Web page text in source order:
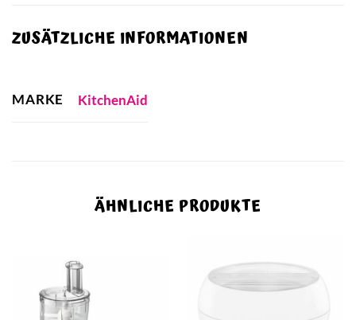
ZUSÄTZLICHE INFORMATIONEN
MARKE KitchenAid
ÄHNLICHE PRODUKTE